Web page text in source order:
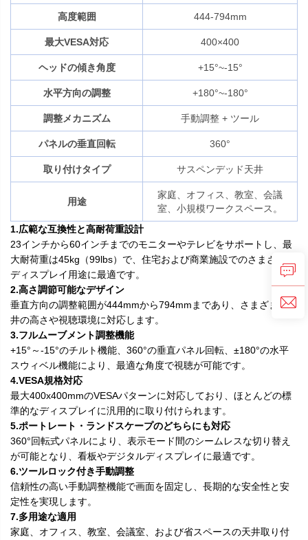
高度範囲 444-794mm
最大VESA対応 400×400
ヘッドの傾き角度 +15°~-15°
水平方向の調整 +180°~-180°
調整メカニズム 手動調整 + ツール
パネルの垂直回転 360°
取り付けタイプ サスペンデッド天井
用途
家庭、オフィス、教室、会議
室、小規模ワークスペース。
1.広範な互換性と高耐荷重設計
23インチから60インチまでのモニターやテレビをサポートし、最
大耐荷重は45kg（99lbs）で、住宅および商業施設でのさまざまな
ディスプレイ用途に最適です。
2.高さ調節可能なデザイン
垂直方向の調整範囲が444mmから794mmまであり、さまざまな天
井の高さや視聴環境に対応します。
3.フルムーブメント調整機能
+15°～-15°のチルト機能、360°の垂直パネル回転、±180°の水平
スウィベル機能により、最適な角度で視聴が可能です。
4.VESA規格対応
最大400x400mmのVESAパターンに対応しており、ほとんどの標
準的なディスプレイに汎用的に取り付けられます。
5.ポートレート・ランドスケープのどちらにも対応
360°回転式パネルにより、表示モード間のシームレスな切り替え
が可能となり、看板やデジタルディスプレイに最適です。
6.ツールロック付き手動調整
信頼性の高い手動調整機能で画面を固定し、長期的な安全性と安
定性を実現します。
7.多用途な適用
家庭、オフィス、教室、会議室、および省スペースの天井取り付